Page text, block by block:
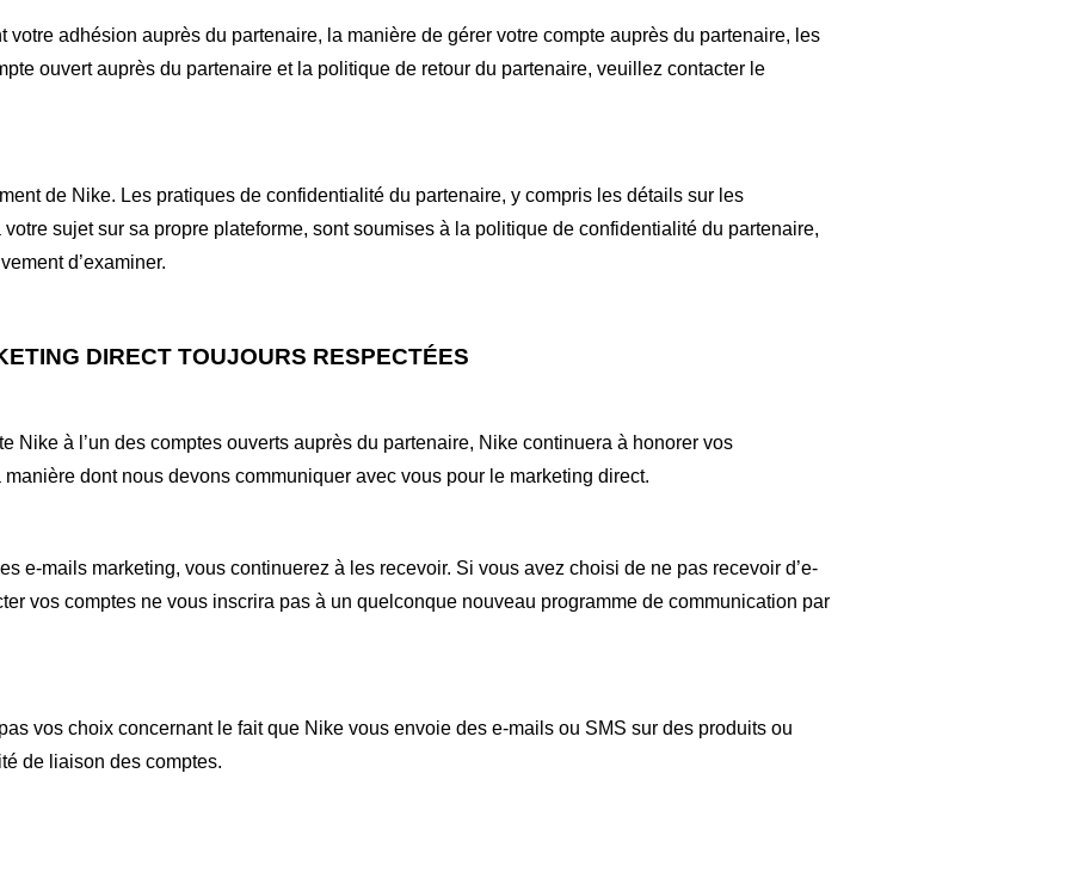
votre adhésion auprès du partenaire, la manière de gérer votre compte auprès du partenaire, les
ouvert auprès du partenaire et la politique de retour du partenaire, veuillez contacter le
de Nike. Les pratiques de confidentialité du partenaire, y compris les détails sur les
sujet sur sa propre plateforme, sont soumises à la politique de confidentialité du partenaire,
d’examiner.
DIRECT TOUJOURS RESPECTÉES
Nike à l’un des comptes ouverts auprès du partenaire, Nike continuera à honorer vos
dont nous devons communiquer avec vous pour le marketing direct.
e-mails marketing, vous continuerez à les recevoir. Si vous avez choisi de ne pas recevoir d’e-
vos comptes ne vous inscrira pas à un quelconque nouveau programme de communication par
vos choix concernant le fait que Nike vous envoie des e-mails ou SMS sur des produits ou
de liaison des comptes.